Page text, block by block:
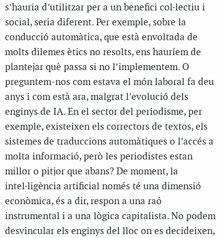
s’hauria d’utilitzar per a un benefici col·lectiu i
social, seria diferent. Per exemple, sobre la
conducció automàtica, que està envoltada de
molts dilemes ètics no resolts, ens hauríem de
plantejar què passa si no l’implementem. O
preguntem-nos com estava el món laboral fa deu
anys i com està ara, malgrat l’evolució dels
enginys de IA. En el sector del periodisme, per
exemple, existeixen els correctors de textos, els
sistemes de traduccions automàtiques o l’accés a
molta informació, però les periodistes estan
millor o pitjor que abans? De moment, la
intel·ligència artificial només té una dimensió
econòmica, és a dir, respon a una raó
instrumental i a una lògica capitalista. No podem
desvincular els enginys del lloc on es decideixen,